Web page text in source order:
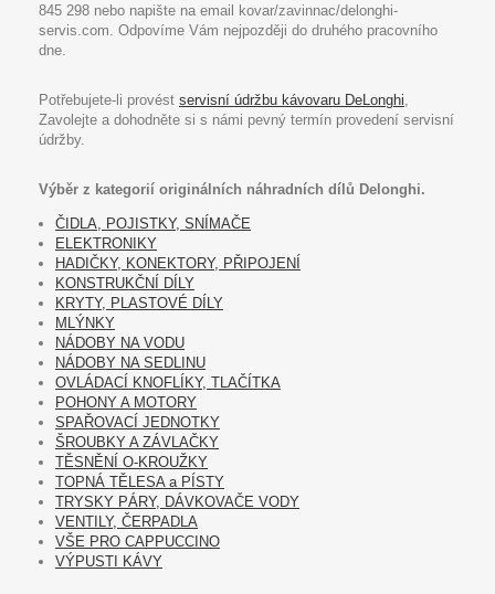
845 298 nebo napište na email kovar/zavinnac/delonghi-
servis.com. Odpovíme Vám nejpozději do druhého pracovního
dne.
Potřebujete-li provést servisní údržbu kávovaru DeLonghi,
Zavolejte a dohodněte si s námi pevný termín provedení servisní
údržby.
Výběr z kategorií originálních náhradních dílů Delonghi.
ČIDLA, POJISTKY, SNÍMAČE
ELEKTRONIKY
HADIČKY, KONEKTORY, PŘIPOJENÍ
KONSTRUKČNÍ DÍLY
KRYTY, PLASTOVÉ DÍLY
MLÝNKY
NÁDOBY NA VODU
NÁDOBY NA SEDLINU
OVLÁDACÍ KNOFLÍKY, TLAČÍTKA
POHONY A MOTORY
SPAŘOVACÍ JEDNOTKY
ŠROUBKY A ZÁVLAČKY
TĚSNĚNÍ O-KROUŽKY
TOPNÁ TĚLESA a PÍSTY
TRYSKY PÁRY, DÁVKOVAČE VODY
VENTILY, ČERPADLA
VŠE PRO CAPPUCCINO
VÝPUSTI KÁVY